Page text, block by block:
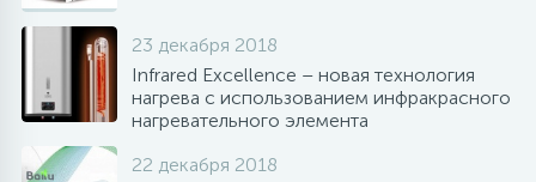
23 декабря 2018
Infrared Excellence – новая технология
нагрева с использованием инфракрасного
нагревательного элемента
22 декабря 2018